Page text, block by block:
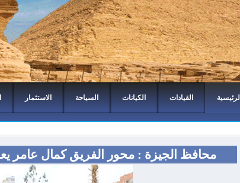
الرئيسية القيادات الكيانات السياحة الاستثمار
محافظ الجيزة : محور الفريق كمال عامر